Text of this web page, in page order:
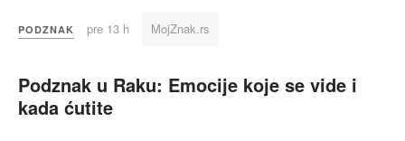
PODZNAK pre 13 h MojZnak.rs
Podznak u Raku: Emocije koje se vide i
kada ćutite